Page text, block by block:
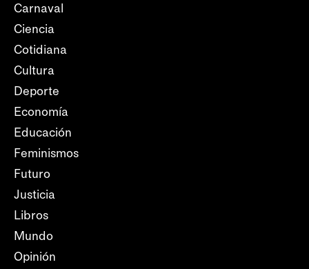
Carnaval
Ciencia
Cotidiana
Cultura
Deporte
Economía
Educación
Feminismos
Futuro
Justicia
Libros
Mundo
Opinión